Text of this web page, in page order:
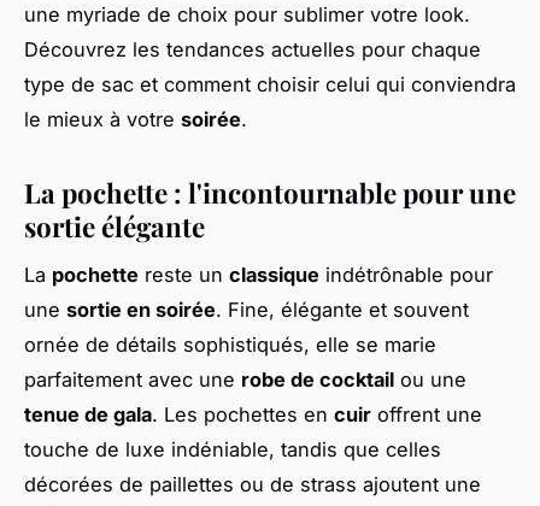
une myriade de choix pour sublimer votre look.
Découvrez les tendances actuelles pour chaque
type de sac et comment choisir celui qui conviendra
le mieux à votre soirée.
La pochette : l'incontournable pour une
sortie élégante
La pochette reste un classique indétrônable pour
une sortie en soirée. Fine, élégante et souvent
ornée de détails sophistiqués, elle se marie
parfaitement avec une robe de cocktail ou une
tenue de gala. Les pochettes en cuir offrent une
touche de luxe indéniable, tandis que celles
décorées de paillettes ou de strass ajoutent une